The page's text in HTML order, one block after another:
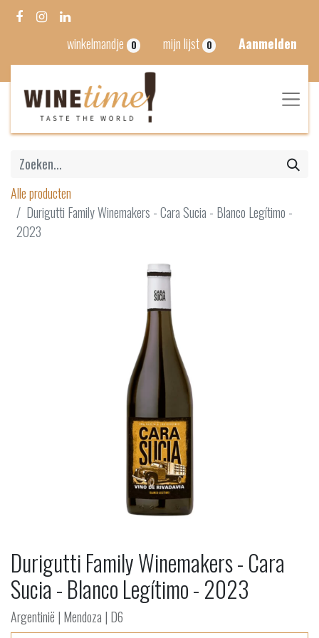
winkelmandje 0 mijn lijst 0 Aanmelden
Alle producten
Durigutti Family Winemakers - Cara Sucia - Blanco Legítimo -
2023
Durigutti Family Winemakers - Cara
Sucia - Blanco Legítimo - 2023
Argentinië | Mendoza | D6